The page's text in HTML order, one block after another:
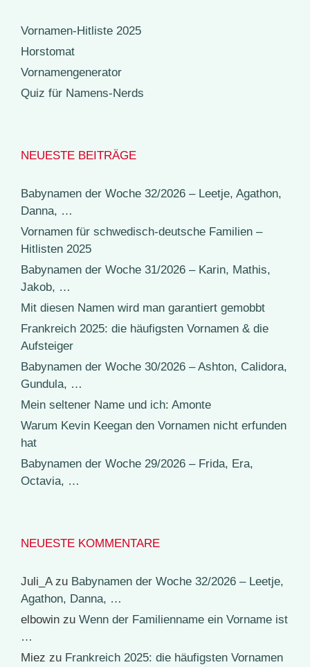
Vornamen-Hitliste 2025
Horstomat
Vornamengenerator
Quiz für Namens-Nerds
NEUESTE BEITRÄGE
Babynamen der Woche 32/2026 – Leetje, Agathon,
Danna, …
Vornamen für schwedisch-deutsche Familien –
Hitlisten 2025
Babynamen der Woche 31/2026 – Karin, Mathis,
Jakob, …
Mit diesen Namen wird man garantiert gemobbt
Frankreich 2025: die häufigsten Vornamen & die
Aufsteiger
Babynamen der Woche 30/2026 – Ashton, Calidora,
Gundula, …
Mein seltener Name und ich: Amonte
Warum Kevin Keegan den Vornamen nicht erfunden
hat
Babynamen der Woche 29/2026 – Frida, Era,
Octavia, …
NEUESTE KOMMENTARE
Juli_Azu Babynamen der Woche 32/2026 – Leetje,
Agathon, Danna, …
elbowin zu Wenn der Familienname ein Vorname ist
…
Miez zu Frankreich 2025: die häufigsten Vornamen